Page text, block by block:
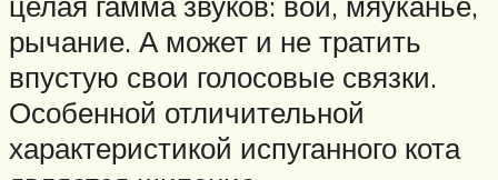
рычание. А может и не тратить
впустую свои голосовые связки.
Особенной отличительной
характеристикой испуганного кота